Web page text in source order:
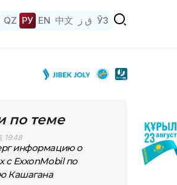
QZ РУ EN 中文 ق ز ЎЗ
по теме
19:48
информацию о
с ExxonMobil по
Кашагана